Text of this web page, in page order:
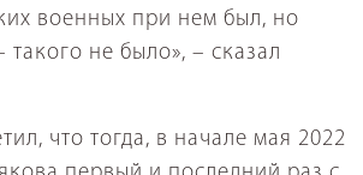
военных при нем был, но
такого не было», – сказал
что тогда, в начале мая 2022